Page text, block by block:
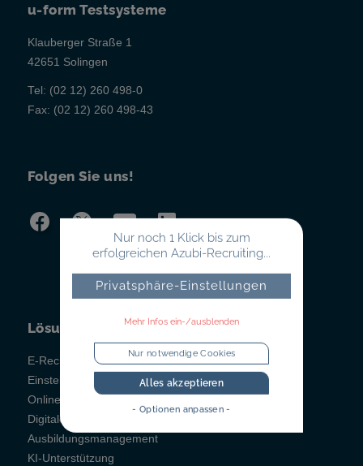
u-form Testsysteme
Klauberger Straße 1
42651 Solingen
Tel: (02 12) 260 498-0
Fax: (02 12) 260 498-43
Folgen Sie uns!
Lösungen
E-Recruiting
Einstellungstests
Online-Testsystem
Digitales Berichtsheft
Ausbildungsmanagement
KI-Unterstützung
Nur noch 1 Klick bis zum
erfolgreichen Azubi-Recruiting...
Privatsphäre-Einstellungen
Mehr Infos ein-/ausblenden
Nur notwendige Cookies
Alles akzeptieren
- Optionen anpassen -